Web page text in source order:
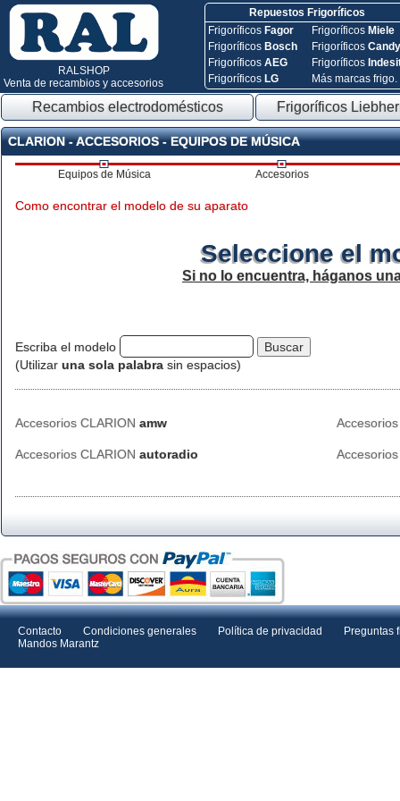
RALSHOP
Venta de recambios y accesorios
Repuestos Frigoríficos
Frigoríficos Fagor
Frigoríficos Bosch
FrigoríficosAEG
Frigoríficos LG
Frigoríficos Miele
Frigoríficos
Frigoríficos
Más marcas frigo.
Recambios electrodomésticos Frigoríficos
CLARION - ACCESORIOS - EQUIPOS DE MÚSICA
Equipos de Música Accesorios
Como encontrar el modelo de su aparato
Seleccione el
Si no lo encuentra, háganos
Escriba el modelo
(Utilizar una sola palabra sin espacios)
Accesorios CLARION amw
Accesorios CLARION autoradio
Contacto Condiciones generales Política de privacidad
Preguntas
Mandos Marantz